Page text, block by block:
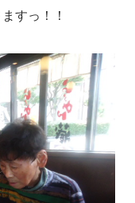
すっ！！